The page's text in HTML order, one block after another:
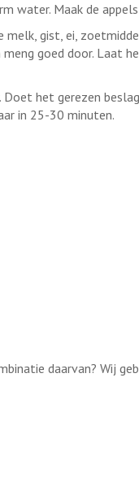
water. Maak de
melk, gist, ei,
goed door. Laat
het gerezen
in 25-30 minuten.
daarvan? Wij